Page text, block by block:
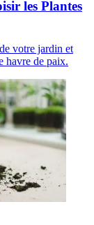
les Plantes
votre jardin et
havre de paix.